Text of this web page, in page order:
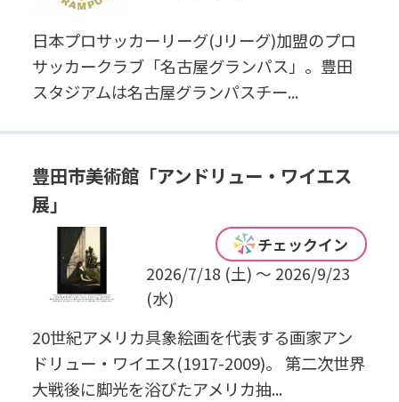
日本プロサッカーリーグ(Jリーグ)加盟のプロ
サッカークラブ「名古屋グランパス」。豊田
スタジアムは名古屋グランパスチー...
豊田市美術館「アンドリュー・ワイエス
展」
チェックイン
2026/7/18 (土) ～ 2026/9/23
(水)
20世紀アメリカ具象絵画を代表する画家アン
ドリュー・ワイエス(1917-2009)。 第二次世界
大戦後に脚光を浴びたアメリカ抽...